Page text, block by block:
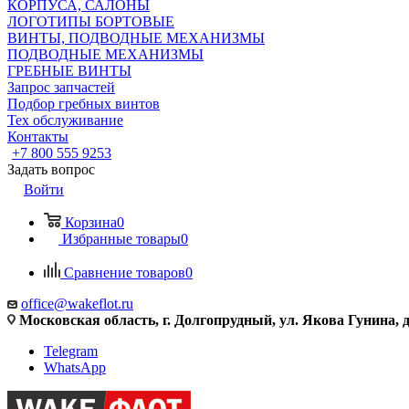
КОРПУСА, САЛОНЫ
ЛОГОТИПЫ БОРТОВЫЕ
ВИНТЫ, ПОДВОДНЫЕ МЕХАНИЗМЫ
ПОДВОДНЫЕ МЕХАНИЗМЫ
ГРЕБНЫЕ ВИНТЫ
Запрос запчастей
Подбор гребных винтов
Тех обслуживание
Контакты
+7 800 555 9253
Задать вопрос
Войти
Корзина0
Избранные товары0
Сравнение товаров0
office@wakeflot.ru
Московская область, г. Долгопрудный, ул. Якова Гунина,
Telegram
WhatsApp